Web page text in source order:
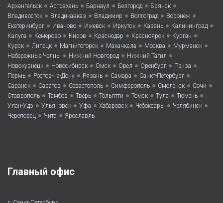
Архангельск • Астрахань • Барнаул • Белгород • Брянск •
Владивосток • Владикавказ • Владимир • Волгоград • Воронеж •
Екатеринбург • Иваново • Ижевск • Иркутск • Казань • Калининград •
Калуга • Кемерово • Киров • Краснодар • Красноярск • Курган •
Курск • Липецк • Магнитогорск • Махачкала • Москва • Мурманск •
Набережные Челны • Нижний Новгород • Нижний Тагил •
Новокузнецк • Новосибирск • Омск • Орел • Оренбург • Пенза •
Пермь • Ростов-на-Дону • Рязань • Самара • Санкт-Петербург •
Саранск • Саратов • Севастополь • Симферополь • Смоленск • Сочи •
Ставрополь • Тамбов • Тверь • Тольятти • Томск • Тула • Тюмень •
Улан-Удэ • Ульяновск • Уфа • Хабаровск • Чебоксары • Челябинск •
Череповец • Чита • Ярославль
Главный офис